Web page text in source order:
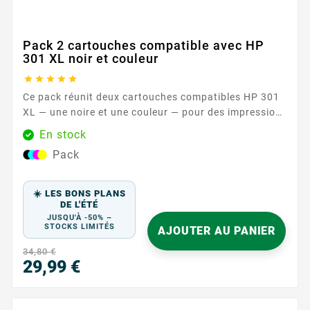
Pack 2 cartouches compatible avec HP
301 XL noir et couleur
    
Ce pack réunit deux cartouches compatibles HP 301
XL — une noire et une couleur — pour des impressions
sereines au quotidien. Conçues pour fonctionner
avec les imprimantes HP acceptant les références HP
301 / HP 301 XL , elles offrent une solution simple et
supports...
En stock
Pack
☀️ LES BONS PLANS
DE L'ÉTÉ
JUSQU'À -50% –
STOCKS LIMITÉS
34,80 €
29,99 €
AJOUTER AU PANIER